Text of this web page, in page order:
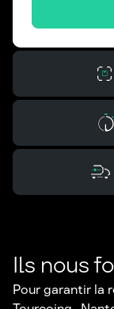
Ils nous
Pour garantir la